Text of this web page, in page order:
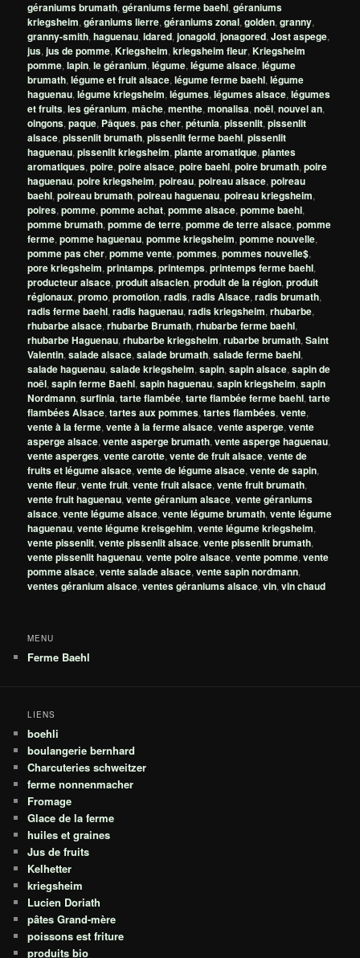
géraniums brumath,géraniums ferme baehl,géraniums
kriegsheim,géraniums lierre,géraniums zonal,golden,granny,
granny-smith,haguenau,idared,jonagold,jonagored,Jost aspege,
jus,jus de pomme,Kriegsheim,kriegsheim fleur,Kriegsheim
pomme,lapin,le géranium,légume,légume alsace,légume
brumath,légume et fruit alsace,légume ferme baehl,légume
haguenau,légume kriegsheim,légumes,légumes alsace,légumes
et fruits,les géranium,mâche,menthe,monalisa,noël,nouvel an,
oingons,paque, Pâques,pas cher,pétunia,pissenlit,pissenlit
alsace,pissenlit brumath,pissenlit ferme baehl,pissenlit
haguenau,pissenlit kriegsheim,plante aromatique,plantes
aromatiques,poire,poire alsace,poire baehl,poire brumath,poire
haguenau,poire kriegsheim,poireau,poireau alsace,poireau
baehl,poireau brumath,poireau haguenau,poireau kriegsheim,
poires,pomme,pomme achat,pomme alsace,pomme baehl,
pomme brumath,pomme de terre,pomme de terre alsace,pomme
ferme,pomme haguenau,pomme kriegsheim,pomme nouvelle,
pomme pas cher,pomme vente,pommes,pommes nouvelle$,
pore kriegsheim,printamps,printemps,printemps ferme baehl,
producteur alsace,produit alsacien,produit de la région,produit
régionaux,promo,promotion,radis,radis Alsace,radis brumath,
radis ferme baehl,radis haguenau,radis kriegsheim,rhubarbe,
rhubarbe alsace,rhubarbe Brumath,rhubarbe ferme baehl,
rhubarbe Haguenau,rhubarbe kriegsheim,rubarbe brumath,Saint
Valentin,salade alsace,salade brumath,salade ferme baehl,
salade haguenau,salade kriegsheim,sapin,sapin alsace,sapin de
noêl,sapin ferme Baehl,sapin haguenau,sapin kriegsheim,sapin
Nordmann,surfinia,tarte flambée,tarte flambée ferme baehl,tarte
flambées Alsace,tartes aux pommes,tartes flambées,vente,
vente à la ferme,vente à la ferme alsace,vente asperge,vente
asperge alsace,vente asperge brumath,vente asperge haguenau,
vente asperges,vente carotte,vente de fruit alsace,vente de
fruits et légume alsace,vente de légume alsace,vente de sapin,
vente fleur,vente fruit,vente fruit alsace,vente fruit brumath,
vente fruit haguenau,vente géranium alsace,vente géraniums
alsace,vente légume alsace,vente légume brumath,vente légume
haguenau,vente légume kreisgehim,vente légume kriegsheim,
vente pissenlit,vente pissenlit alsace,vente pissenlit brumath,
vente pissenlit haguenau,vente poire alsace,vente pomme,vente
pomme alsace,vente salade alsace,vente sapin nordmann,
ventes géranium alsace,ventes géraniums alsace,vin,vin chaud
MENU
Ferme Baehl
LIENS
boehli
boulangerie bernhard
Charcuteries schweitzer
ferme nonnenmacher
Fromage
Glace de la ferme
huiles et graines
Jus de fruits
Kelhetter
kriegsheim
Lucien Doriath
pâtes Grand-mère
poissons est friture
produits bio